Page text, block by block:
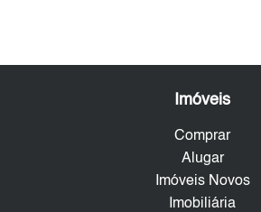
Imóveis
Comprar
Alugar
Imóveis Novos
Imobiliária